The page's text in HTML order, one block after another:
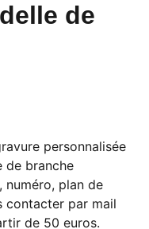
de
personnalisée
de branche
plan de
contacter par mail
de 50 euros.